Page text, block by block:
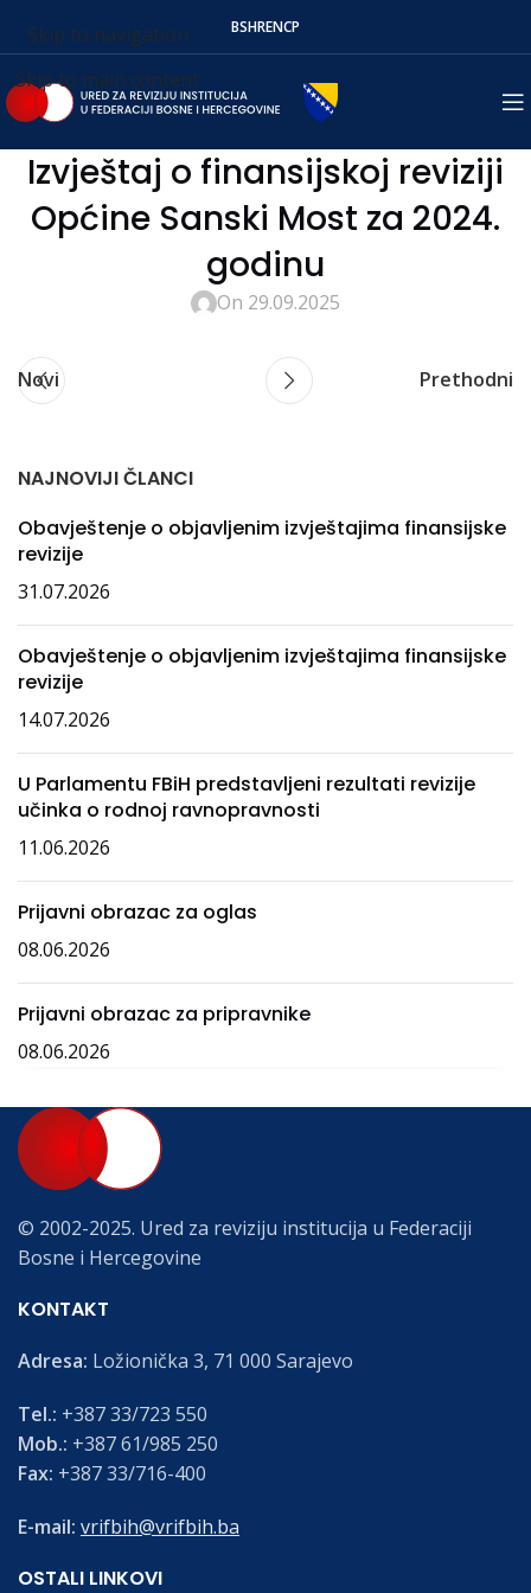
Skip to navigation
Skip to main content
BSHRENСР
Izvještaj o finansijskoj reviziji
Općine Sanski Most za 2024.
godinu
On 29.09.2025
Novi Prethodni
NAJNOVIJI ČLANCI
Obavještenje o objavljenim izvještajima finansijske
revizije
31.07.2026
Obavještenje o objavljenim izvještajima finansijske
revizije
14.07.2026
U Parlamentu FBiH predstavljeni rezultati revizije
učinka o rodnoj ravnopravnosti
11.06.2026
Prijavni obrazac za oglas
08.06.2026
Prijavni obrazac za pripravnike
08.06.2026
© 2002-2025. Ured za reviziju institucija u Federaciji
Bosne i Hercegovine
KONTAKT
Adresa: Ložionička 3, 71 000 Sarajevo
Tel.: +387 33/723 550
Mob.: +387 61/985 250
Fax: +387 33/716-400
E-mail: vrifbih@vrifbih.ba
OSTALI LINKOVI